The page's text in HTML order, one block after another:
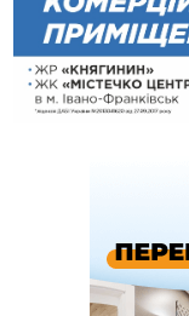
12:31 ВІДЕО
Днем міста
11:55
Вчора у
зафіксували
11:45
У Надвірній
У басейні
води
У Бурштині
з'ясовує
ФОП із
тисяч